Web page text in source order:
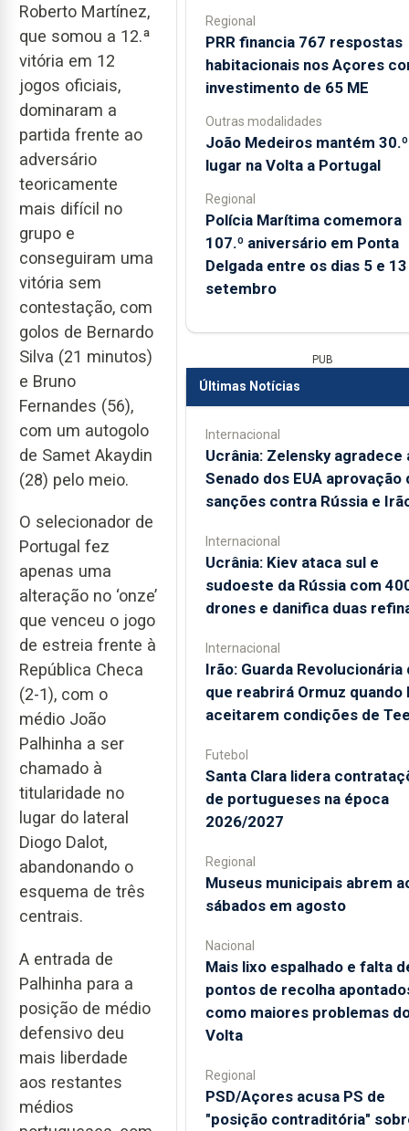
Roberto Martínez,
que somou a 12.ª
vitória em 12
jogos oficiais,
dominaram a
partida frente ao
adversário
teoricamente
mais difícil no
grupo e
conseguiram uma
vitória sem
contestação, com
golos de Bernardo
Silva (21 minutos)
e Bruno
Fernandes (56),
com um autogolo
de Samet Akaydin
(28) pelo meio.
O selecionador de
Portugal fez
apenas uma
alteração no ‘onze’
que venceu o jogo
de estreia frente à
República Checa
(2-1), com o
médio João
Palhinha a ser
chamado à
titularidade no
lugar do lateral
Diogo Dalot,
abandonando o
esquema de três
centrais.
A entrada de
Palhinha para a
posição de médio
defensivo deu
mais liberdade
aos restantes
médios
Regional
PRR financia 767 respostas
habitacionais nos Açores
investimento de 65 ME
Outras modalidades
João Medeiros mantém 30.º
lugar na Volta a Portugal
Regional
Polícia Marítima comemora
107.º aniversário em Ponta
Delgada entre os dias 5 e
setembro
PUB
Últimas Notícias
Internacional
Ucrânia: Zelensky agradece
Senado dos EUA aprovação
sanções contra Rússia e
Internacional
Ucrânia: Kiev ataca sul e
sudoeste da Rússia com
drones e danifica duas
Internacional
Irão: Guarda Revolucionária
que reabrirá Ormuz quando
aceitarem condições de
Futebol
Santa Clara lidera
de portugueses na época
2026/2027
Regional
Museus municipais abrem
sábados em agosto
Nacional
Mais lixo espalhado e falta
pontos de recolha
como maiores problemas
Volta
Regional
PSD/Açores acusa PS de
"posição contraditória"